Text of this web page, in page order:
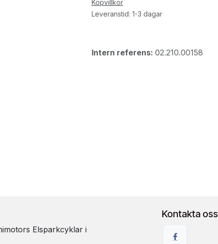
Köpvillkor
Leveranstid: 1-3 dagar
Intern referens: 02.210.00158
Elsparkcyklar i
Kontakta oss